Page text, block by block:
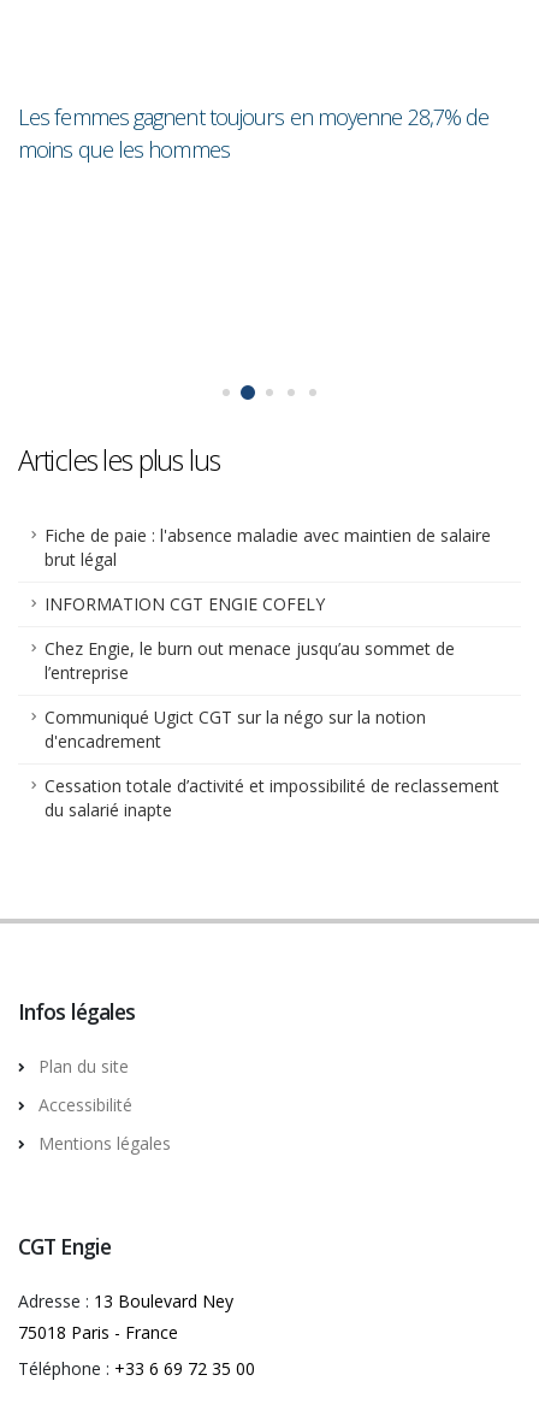
Les femmes gagnent toujours en moyenne 28,7% de
moins que les hommes
Articles les plus lus
Fiche de paie : l'absence maladie avec maintien de salaire
brut légal
INFORMATION CGT ENGIE COFELY
Chez Engie, le burn out menace jusqu’au sommet de
l’entreprise
Communiqué Ugict CGT sur la négo sur la notion
d'encadrement
Cessation totale d’activité et impossibilité de reclassement
du salarié inapte
Infos légales
Plan du site
Accessibilité
Mentions légales
CGT Engie
Adresse : 13 Boulevard Ney
75018 Paris - France
Téléphone : +33 6 69 72 35 00